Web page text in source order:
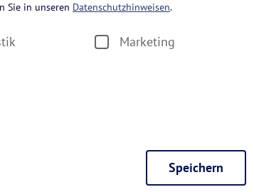
Sie in unseren Datenschutzhinweisen.
Marketing
notwendig und ermöglichen beispielsweise
Speichern